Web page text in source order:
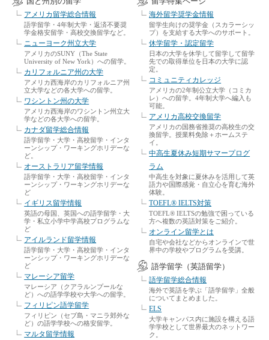
アメリカ留学総合情報
語学留学・4年制大学・返済不要奨
学金格安留学・高校交換留学など。
ニューヨーク州立大学
アメリカのSUNY（The State
University of New York）への留学。
カリフォルニア州の大学
アメリカ西海岸のカリフォルニア州
立大学などの各大学への留学。
ワシントン州の大学
アメリカ西海岸のワシントン州立大
学などの各大学への留学。
カナダ留学総合情報
語学留学・大学・高校留学・インタ
ーンシップ・ワーキングホリデーな
ど。
オーストラリア留学情報
語学留学・大学・高校留学・インタ
ーンシップ・ワーキングホリデーな
ど
イギリス留学情報
英語の母国、英国への語学留学・大
学・私立小学中学高校プログラムな
ど
アイルランド留学情報
語学留学・大学・高校留学・インタ
ーンシップ・ワーキングホリデーな
ど
マレーシア留学
マレーシア（クアラルンプールな
ど）への語学学校や大学への留学。
フィリピン語学留学
フィリピン（セブ島・マニラ郊外な
ど）の語学学校への格安留学。
マルタ留学情報
海外留学奨学金情報
留学生向けの奨学金（スカラーシッ
プ）を支給する大学へのサポート。
休学留学・認定留学
日本の大学を休学して留学して留学
先での取得単位を日本の大学に認
定。
コミュニティカレッジ
アメリカの2年制公立大学（コミカ
レ）への留学。4年制大学へ編入も
可能。
アメリカ高校交換留学
アメリカの国務省推奨の高校生の交
換留学。授業料免除＋ホームステ
イ。
中高生夏休み短期サマープログ
ラム
中高生を対象に夏休みを活用して英
語力や国際感覚・自立心を育む海外
体験。
TOEFL® IELTS対策
TOEFL® IELTSの勉強で困っている
方へ複数の英語対策をご紹介。
オンライン留学とは
自宅や会社などからオンラインで世
界中の学校やプログラムを受講。
語学留学（英語留学）
語学留学総合情報
海外で英語を学ぶ「語学留学」全般
についてまとめました。
ELS
大学キャンパス内に施設を構える語
学学校として世界最大のネットワー
ク。